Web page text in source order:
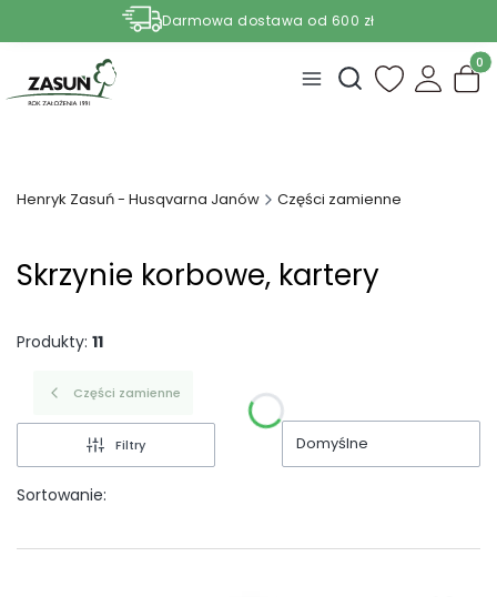
Darmowa dostawa od 600 zł
zobacz
Otwórz
Henryk Zasuń - Husqvarna Janów Części zamienne
Skrzynie korbowe, kartery
Produkty: 11
Części zamienne
Filtry
Sortowanie:
Domyślne